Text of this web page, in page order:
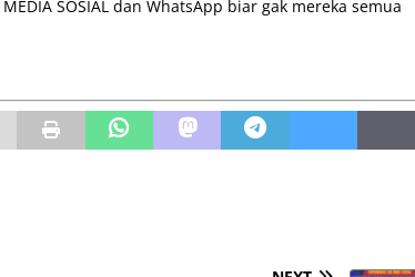
SOSIAL dan WhatsApp biar gak mereka semua